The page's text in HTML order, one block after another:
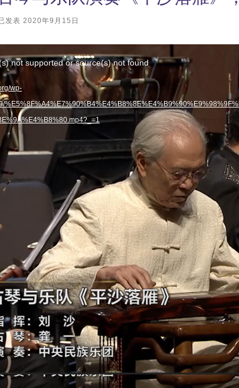
发表 2020年9月15日
not supported or source(s) not found
wp-